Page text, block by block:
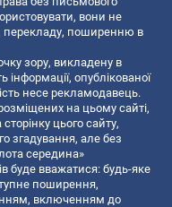
вони не
перекладу, поширенню в
зору, викладену в
інформації, опублікованої
несе рекламодавець.
на цьому сайті,
цього сайту,
згадування, але без
середина»
буде вважатися: будь-яке
поширення,
включенням до